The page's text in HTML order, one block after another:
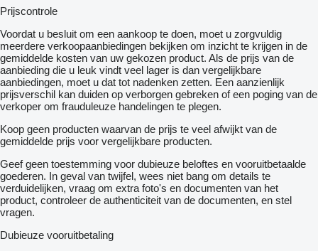
Prijscontrole
Voordat u besluit om een ​​aankoop te doen, moet u zorgvuldig
meerdere verkoopaanbiedingen bekijken om inzicht te krijgen in de
gemiddelde kosten van uw gekozen product. Als de prijs van de
aanbieding die u leuk vindt veel lager is dan vergelijkbare
aanbiedingen, moet u dat tot nadenken zetten. Een aanzienlijk
prijsverschil kan duiden op verborgen gebreken of een poging van de
verkoper om frauduleuze handelingen te plegen.
Koop geen producten waarvan de prijs te veel afwijkt van de
gemiddelde prijs voor vergelijkbare producten.
Geef geen toestemming voor dubieuze beloftes en vooruitbetaalde
goederen. In geval van twijfel, wees niet bang om details te
verduidelijken, vraag om extra foto's en documenten van het
product, controleer de authenticiteit van de documenten, en stel
vragen.
Dubieuze vooruitbetaling